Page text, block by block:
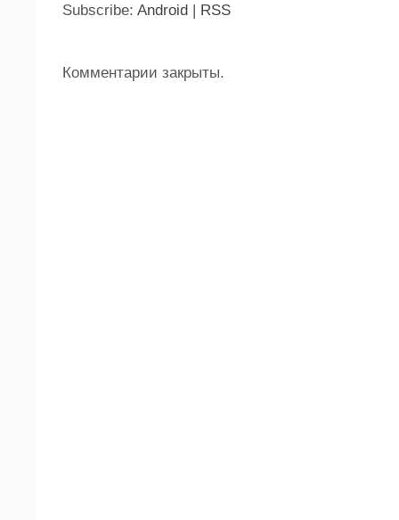
Subscribe: Android | RSS
Комментарии закрыты.